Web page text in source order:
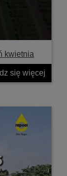
kwietnia
się więcej